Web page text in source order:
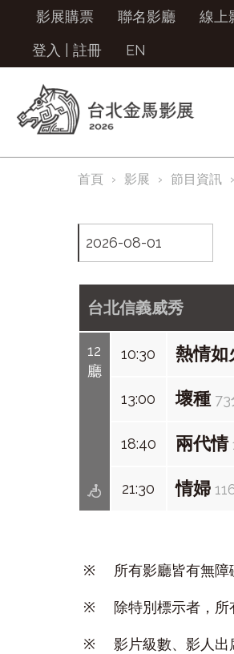
影展購票 聯名影廳 線上
登入
註冊 EN
首頁 影展 節目資訊
台北信義威秀
12
廳
10:30 熱情如
13:00 壞種 73
18:40 兩代情
21:30 情婦
※ 所有影廳皆有無障
※ 除特別標示者，
※ 影片級數、影人